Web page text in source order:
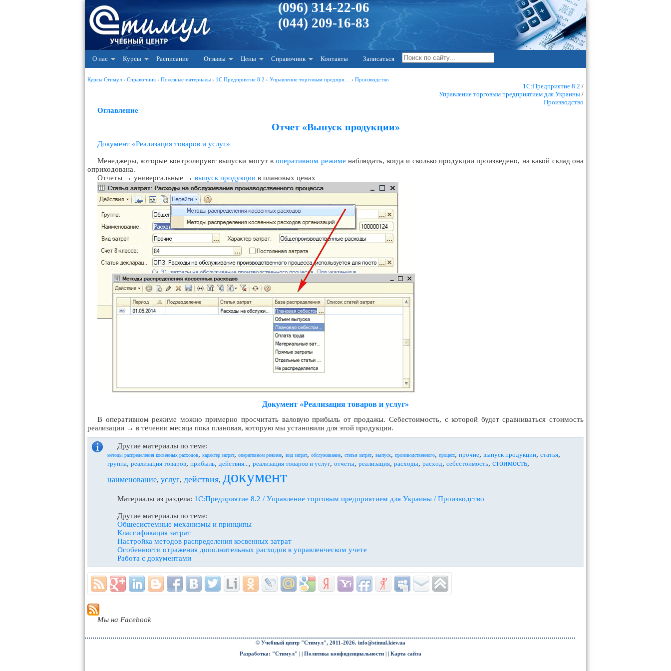
(096) 314-22-06
(044) 209-16-83
О нас Курсы Расписание Отзывы Цены Справочник Контакты Записаться
Курсы Стимул › Справочник › Полезные материалы › 1С:Предприятие 8.2 › Управление торговым предпри… › Производство
1С:Предприятие 8.2 /
Управление торговым предприятием для Украины /
Производство
Оглавление
Отчет «Выпуск продукции»
Документ «Реализация товаров и услуг»
Менеджеры, которые контролируют выпуски могут воперативном режиме наблюдать, когда и сколько продукции произведено, на какой склад она
оприходована.
Отчеты → универсальные → выпуск продукции в плановых ценах
Документ «Реализация товаров и услуг»
В оперативном режиме можно примерно просчитать валовую прибыль от продажы. Себестоимость, с которой будет сравниваться стоимость
реализации → в течении месяца пока плановая, которую мы установили для этой продукции.
Другие материалы по теме:
методы распределения косвенных расходов, характер затрат, оперативном режиме, вид затрат, обслуживание, статья затрат, выпуск, производственного, процесс, прочие, выпуск продукции, статья,
группа, реализация товаров, прибыль, действия..., реализация товаров и услуг, отчеты, реализация, расходы, расход, себестоимость, стоимость,
наименование, услуг, действия, документ
Материалы из раздела: 1С:Предприятие 8.2 / Управление торговым предприятием для Украины / Производство
Другие материалы по теме:
Общесистемные механизмы и принципы
Классификация затрат
Настройка методов распределения косвенных затрат
Особенности отражения дополнительных расходов в управленческом учете
Работа с документами
Мы на Facebook
© Учебный центр "Стимул", 2011-2026. info@stimul.kiev.ua
Разработка: "Стимул" | | Политика конфиденциальности| | Карта сайта